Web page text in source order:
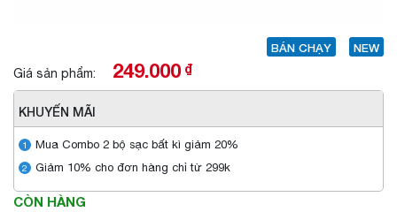
BÁN CHẠY
NEW
Giá sản phẩm:
249.000₫
KHUYẾN MÃI
1 Mua Combo 2 bộ sạc bất kì giảm 20%
2 Giảm 10% cho đơn hàng chỉ từ 299k
CÒN HÀNG